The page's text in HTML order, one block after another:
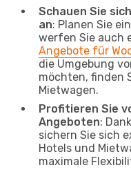
Schauen Sie
an: Planen Sie
werfen Sie auch
Angebote für
die Umgebung
möchten, finden
Mietwagen.
Profitieren Sie
Angeboten:
sichern Sie sich
Hotels und
maximale